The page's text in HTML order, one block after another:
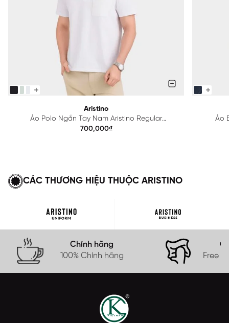
Aristino
Áo Polo Ngắn Tay Nam Aristino Regular
APS615EDP01
700,000₫
Áo
CÁC THƯƠNG HIỆU THUỘC ARISTINO
Chính hãng
100% Chính hãng
Free